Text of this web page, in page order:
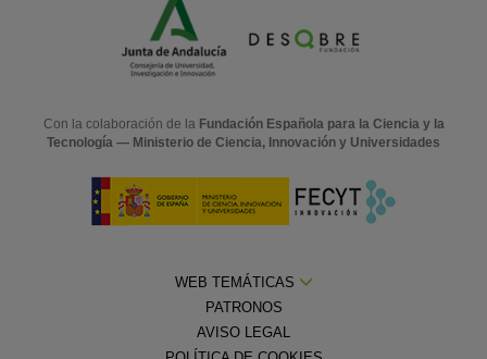
Con la colaboración de la Fundación Española para la Ciencia y la
Tecnología — Ministerio de Ciencia, Innovación y Universidades
WEB TEMÁTICAS
PATRONOS
AVISO LEGAL